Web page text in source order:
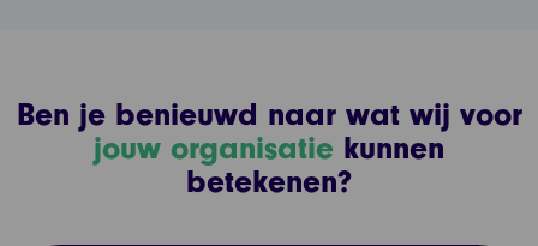
Ben je benieuwd naar wat wij voor
jouw organisatie kunnen
betekenen?